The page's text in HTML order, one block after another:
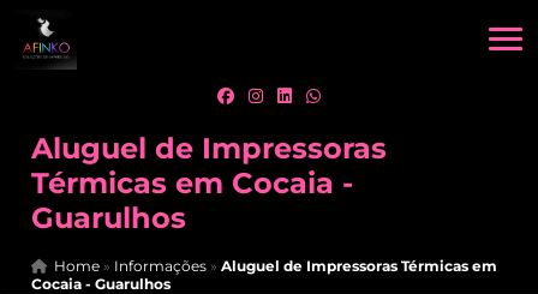
Aluguel de Impressoras
Térmicas em Cocaia -
Guarulhos
Home » Informações »Aluguel de Impressoras Térmicas em
Cocaia - Guarulhos